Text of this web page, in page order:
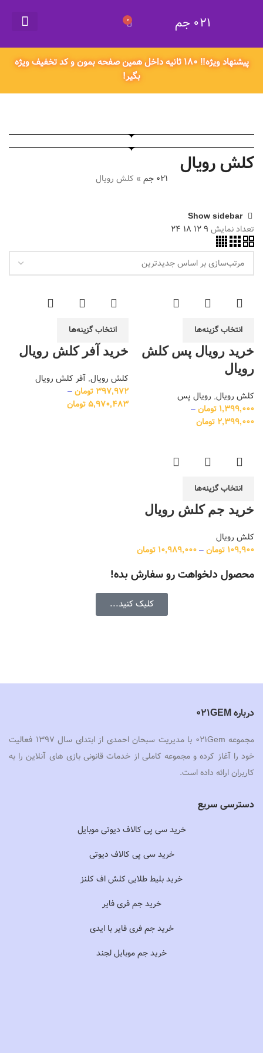
021 جم 0
پیشنهاد ویژه‼️ ۱۸۰ ثانیه داخل همین صفحه بمون و کد تخفیف ویژه
بگیر!
کلش رویال
021 جم » کلش رویال
Show sidebar
تعداد نمایش 9
12
18
24
انتخاب گزینه‌ها
خرید رویال پس کلش
رویال
کلش رویال, رویال پس
1,399,000 تومان–
2,399,000 تومان
انتخاب گزینه‌ها
خرید آفر کلش رویال
کلش رویال, آفر کلش رویال
397,972 تومان–
5,970,483تومان
انتخاب گزینه‌ها
خرید جم کلش رویال
کلش رویال
109,900 تومان–
10,989,000 تومان
محصول دلخواهت رو سفارش بده!
کلیک کنید...
درباره 021GEM
مجموعه 021Gem با مدیریت سبحان احمدی از ابتدای سال 1397 فعالیت
خود را آغاز کرده و مجموعه کاملی از خدمات قانونی بازی های آنلاین را به
کاربران ارائه داده است.
دسترسی سریع
خرید سی پی کالاف دیوتی موبایل
خرید سی پی کالاف دیوتی
خرید بلیط طلایی کلش اف کلنز
خرید جم فری فایر
خرید جم فری فایر با ایدی
خرید جم موبایل لجند